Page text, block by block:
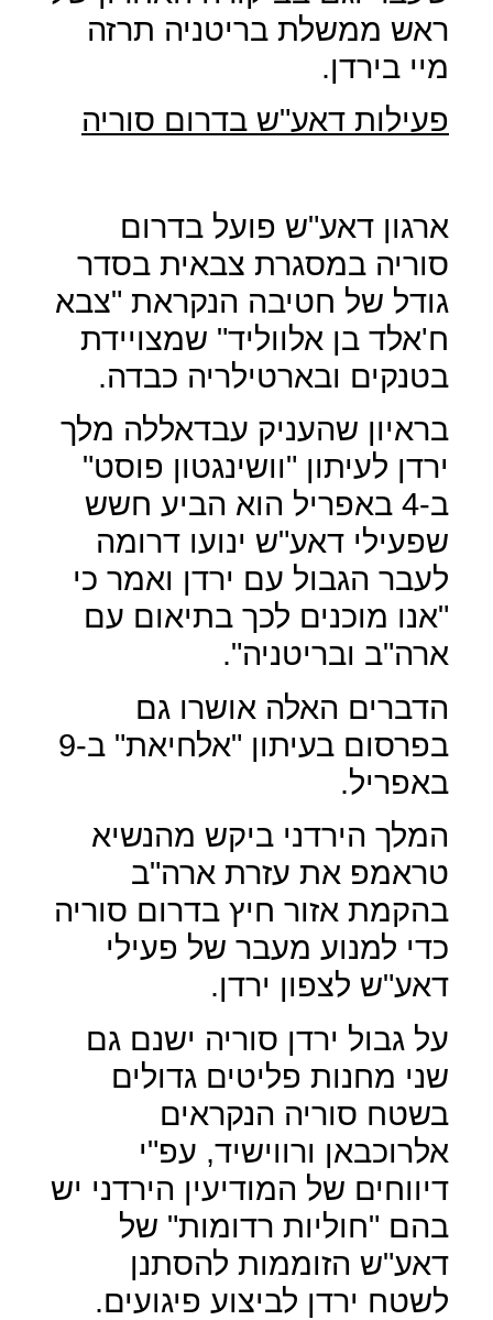
ראש ממשלת בריטניה תרזה
מיי בירדן.
פעילות דאע"ש בדרום סוריה
ארגון דאע"ש פועל בדרום
סוריה במסגרת צבאית בסדר
גודל של חטיבה הנקראת "צבא
ח'אלד בן אלווליד" שמצויידת
בטנקים ובארטילריה כבדה.
בראיון שהעניק עבדאללה מלך
ירדן לעיתון "וושינגטון פוסט"
ב-4 באפריל הוא הביע חשש
שפעילי דאע"ש ינועו דרומה
לעבר הגבול עם ירדן ואמר כי
"אנו מוכנים לכך בתיאום עם
ארה"ב ובריטניה".
הדברים האלה אושרו גם
בפרסום בעיתון "אלחיאת" ב-9
באפריל.
המלך הירדני ביקש מהנשיא
טראמפ את עזרת ארה"ב
בהקמת אזור חיץ בדרום סוריה
כדי למנוע מעבר של פעילי
דאע"ש לצפון ירדן.
על גבול ירדן סוריה ישנם גם
שני מחנות פליטים גדולים
בשטח סוריה הנקראים
אלרוכבאן ורווישיד, עפ"י
דיווחים של המודיעין הירדני יש
בהם "חוליות רדומות" של
דאע"ש הזוממות להסתנן
לשטח ירדן לביצוע פיגועים.